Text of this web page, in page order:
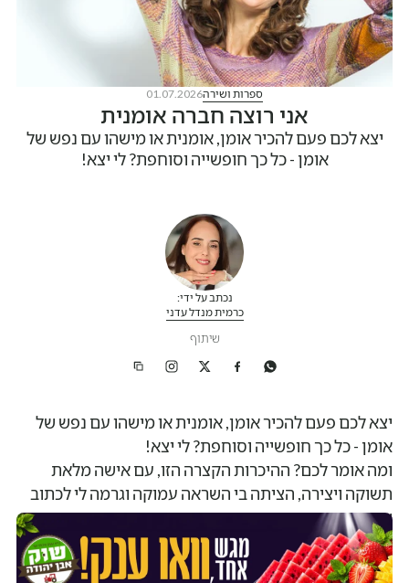
ספרות ושירה01.07.2026
אני רוצה חברה אומנית
יצא לכם פעם להכיר אומן, אומנית או מישהו עם נפש של
אומן - כל כך חופשייה וסוחפת? לי יצא!
נכתב על ידי:
כרמית מנדל עדני
שיתוף
יצא לכם פעם להכיר אומן, אומנית או מישהו עם נפש של
אומן - כל כך חופשייה וסוחפת? לי יצא!
ומה אומר לכם? ההיכרות הקצרה הזו, עם אישה מלאת
תשוקה ויצירה, הציתה בי השראה עמוקה וגרמה לי לכתוב
שיר.